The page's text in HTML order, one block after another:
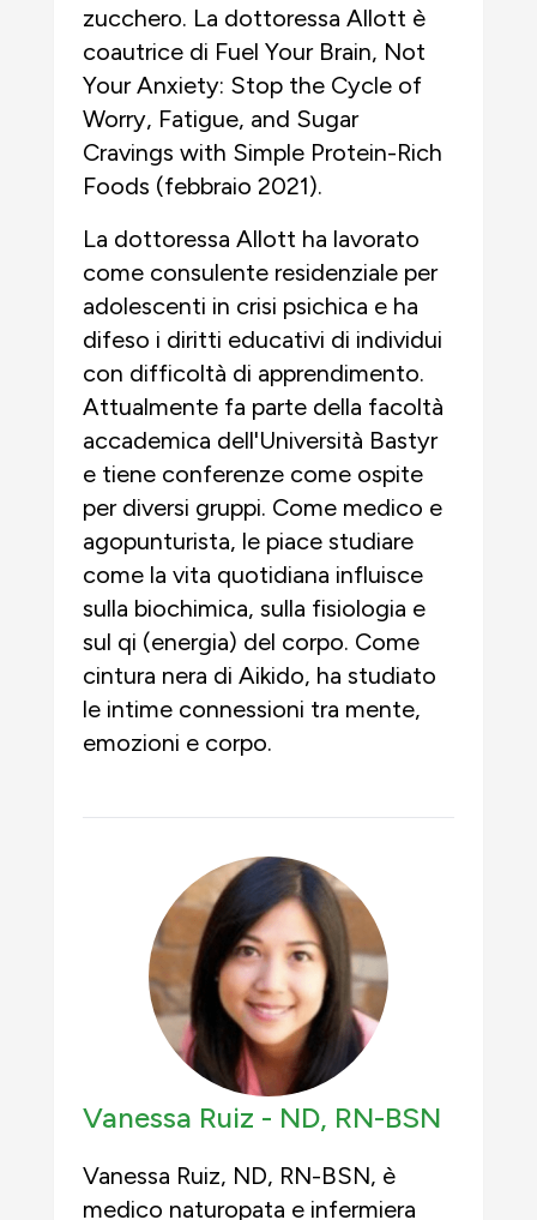
zucchero. La dottoressa Allott è
coautrice di Fuel Your Brain, Not
Your Anxiety: Stop the Cycle of
Worry, Fatigue, and Sugar
Cravings with Simple Protein-Rich
Foods (febbraio 2021).
La dottoressa Allott ha lavorato
come consulente residenziale per
adolescenti in crisi psichica e ha
difeso i diritti educativi di individui
con difficoltà di apprendimento.
Attualmente fa parte della facoltà
accademica dell'Università Bastyr
e tiene conferenze come ospite
per diversi gruppi. Come medico e
agopunturista, le piace studiare
come la vita quotidiana influisce
sulla biochimica, sulla fisiologia e
sul qi (energia) del corpo. Come
cintura nera di Aikido, ha studiato
le intime connessioni tra mente,
emozioni e corpo.
Vanessa Ruiz - ND, RN-BSN
Vanessa Ruiz, ND, RN-BSN, è
medico naturopata e infermiera